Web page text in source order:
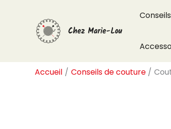
Chez Marie-Lou
Accueil Conseils de couture